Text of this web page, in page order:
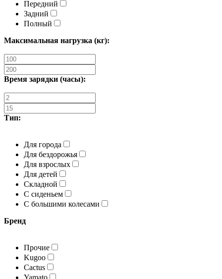
Передний
Задний
Полный
Максимальная нагрузка (кг):
Время зарядки (часы):
Тип:
Для города
Для бездорожья
Для взрослых
Для детей
Складной
С сиденьем
С большими колесами
Бренд
Прочие
Kugoo
Cactus
Yamato